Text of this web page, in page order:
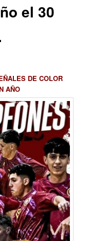
el 30
DE COLOR
AÑO